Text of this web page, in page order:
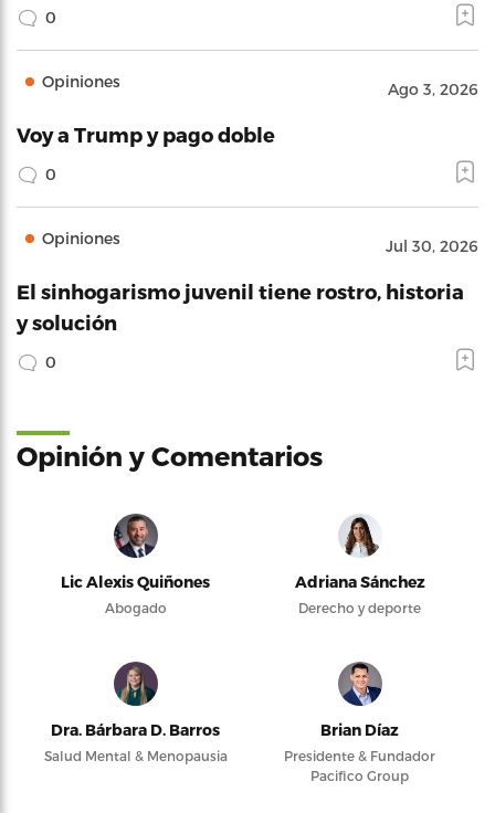
0
Opiniones Ago 3, 2026
Voy a Trump y pago doble
0
Opiniones Jul 30, 2026
El sinhogarismo juvenil tiene rostro, historia
y solución
0
Opinión y Comentarios
Lic Alexis Quiñones
Abogado
Adriana Sánchez
Derecho y deporte
Dra. Bárbara D. Barros
Salud Mental & Menopausia
Brian Díaz
Presidente & Fundador
Pacifico Group